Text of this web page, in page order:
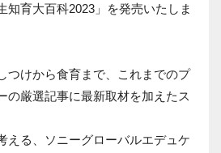
知育大百科2023」を発売いたしま
つけから食育まで、これまでのプ
の厳選記事に最新取材を加えたス
える、ソニーグローバルエデュケ